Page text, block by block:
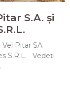
S.A. și
Pitar SA
S.R.L. Vedeți